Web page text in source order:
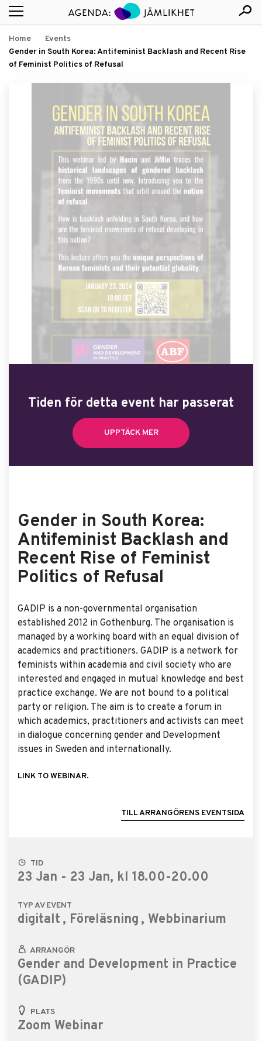
Home
Events
Gender in South Korea: Antifeminist Backlash and Recent Rise
of Feminist Politics of Refusal
Tiden för detta event har passerat
UPPTÄCK MER
TID
23 Jan - 23 Jan, kl 18.00-20.00
TYP AV EVENT
digitalt , Föreläsning , Webbinarium
ARRANGÖR
Gender and Development in Practice
(GADIP)
PLATS
Zoom Webinar
Gender in South Korea:
Antifeminist Backlash and
Recent Rise of Feminist
Politics of Refusal
GADIP is a non-governmental organisation
established 2012 in Gothenburg. The organisation is
managed by a working board with an equal division of
academics and practitioners. GADIP is a network for
feminists within academia and civil society who are
interested and engaged in mutual knowledge and best
practice exchange. We are not bound to a political
party or religion. The aim is to create a forum in
which academics, practitioners and activists can meet
in dialogue concerning gender and Development
issues in Sweden and internationally.
LINK TO WEBINAR.
TILL ARRANGÖRENS EVENTSIDA